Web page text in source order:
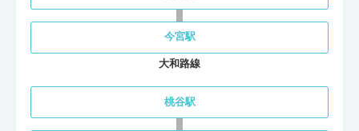
今宮駅
大和路線
桃谷駅